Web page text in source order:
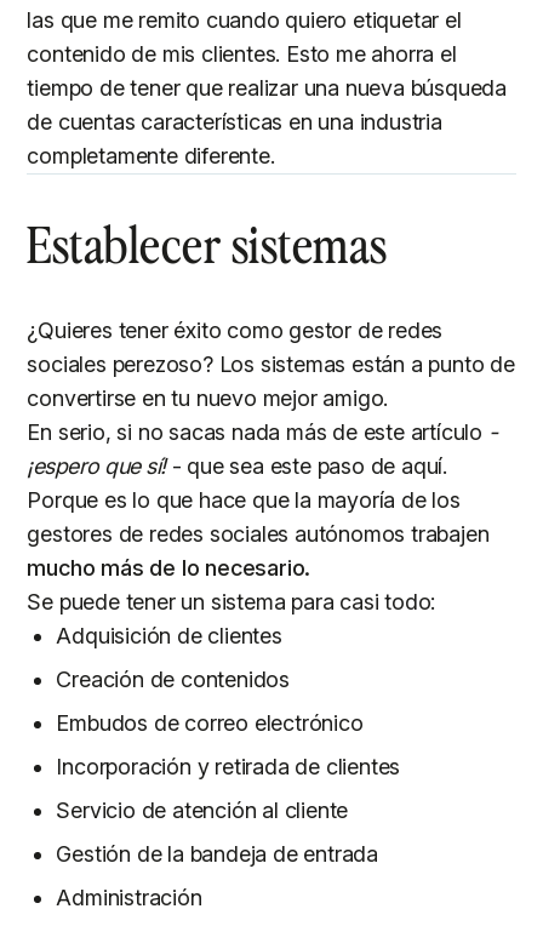
las que me remito cuando quiero etiquetar el
contenido de mis clientes. Esto me ahorra el
tiempo de tener que realizar una nueva búsqueda
de cuentas características en una industria
completamente diferente.
Establecer sistemas
¿Quieres tener éxito como gestor de redes
sociales perezoso? Los sistemas están a punto de
convertirse en tu nuevo mejor amigo.
En serio, si no sacas nada más de este artículo -
¡espero que sí!- que sea este paso de aquí.
Porque es lo que hace que la mayoría de los
gestores de redes sociales autónomos trabajen
mucho más de lo necesario.
Se puede tener un sistema para casi todo:
Adquisición de clientes
Creación de contenidos
Embudos de correo electrónico
Incorporación y retirada de clientes
Servicio de atención al cliente
Gestión de la bandeja de entrada
Administración